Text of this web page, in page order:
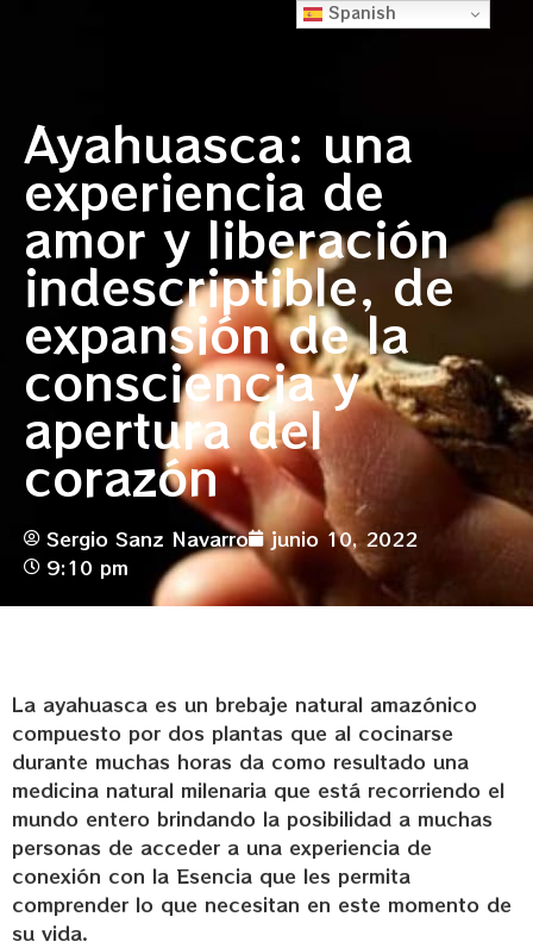
Ayahuasca: una
experiencia de
amor y liberación
indescriptible, de
expansión de la
consciencia y
apertura del
corazón
Sergio Sanz Navarro
junio 10, 2022
9:10 pm
La ayahuasca es un brebaje natural amazónico
compuesto por dos plantas que al cocinarse
durante muchas horas da como resultado una
medicina natural milenaria que está recorriendo el
mundo entero brindando la posibilidad a muchas
personas de acceder a una experiencia de
conexión con la Esencia que les permita
comprender lo que necesitan en este momento de
su vida.
Spanish